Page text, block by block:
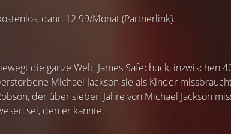
dann 12.99/Monat (Partnerlink).
die ganze Welt. James Safechuck, inzwischen
Michael Jackson sie als Kinder
der über sieben Jahre von Michael Jackson
sei, den er kannte.